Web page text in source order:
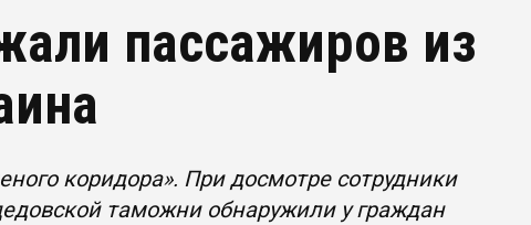
пассажиров из
коридора». При досмотре сотрудники
таможни обнаружили у граждан